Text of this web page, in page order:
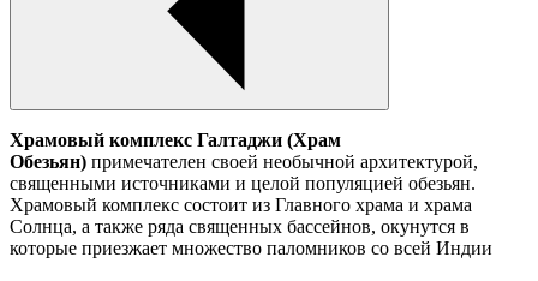
Храмовый комплекс Галтаджи (Храм
Обезьян) примечателен своей необычной архитектурой,
священными источниками и целой популяцией обезьян.
Храмовый комплекс состоит из Главного храма и храма
Солнца, а также ряда священных бассейнов, окунутся в
которые приезжает множество паломников со всей Индии